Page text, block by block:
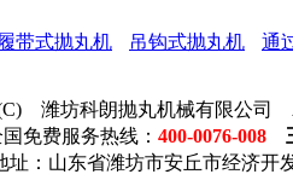
履带式抛丸机 吊钩式抛丸机 通
潍坊科朗抛丸机械有限公司
免费服务热线： 400-0076-008
址：山东省潍坊市安丘市经济开